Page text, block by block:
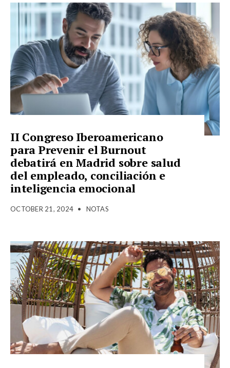
II Congreso Iberoamericano
para Prevenir el Burnout
debatirá en Madrid sobre salud
del empleado, conciliación e
inteligencia emocional
OCTOBER 21, 2024 • NOTAS